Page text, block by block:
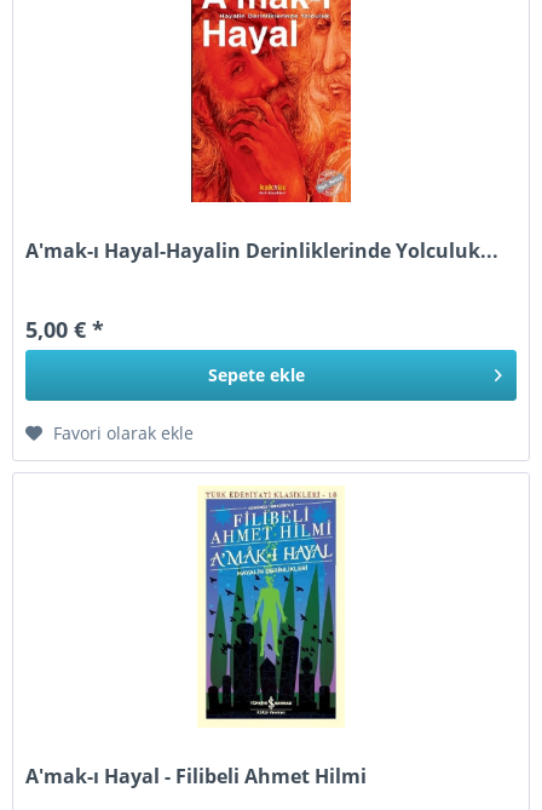
A'mak-ı Hayal-Hayalin Derinliklerinde Yolculuk...
5,00 € *
Sepete ekle
Favori olarak ekle
A'mak-ı Hayal - Filibeli Ahmet Hilmi